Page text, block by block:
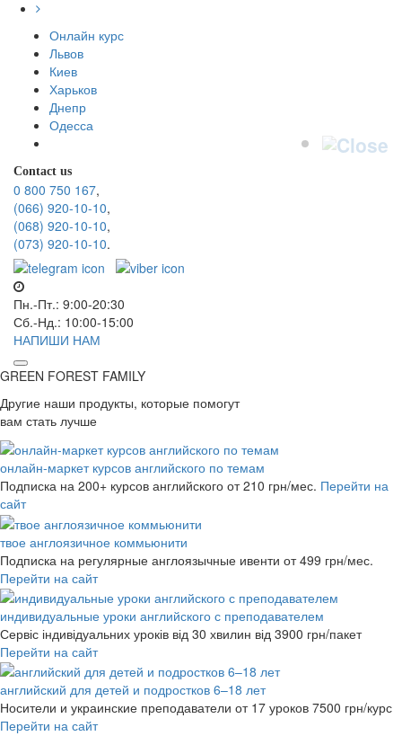
Онлайн курс
Львов
Киев
Харьков
Днепр
Одесса
Contact us
0 800 750 167,
(066) 920-10-10,
(068) 920-10-10,
(073) 920-10-10.
Пн.-Пт.: 9:00-20:30
Сб.-Нд.: 10:00-15:00
НАПИШИ НАМ
GREEN FOREST FAMILY
Другие наши продукты, которые помогут
вам стать лучше
онлайн-маркет курсов английского по темам
Подписка на 200+ курсов английского от 210 грн/мес. Перейти на
сайт
твое англоязичное коммьюнити
Подписка на регулярные англоязычные ивенти от 499 грн/мес.
Перейти на сайт
индивидуальные уроки английского с преподавателем
Сервіс індивідуальних уроків від 30 хвилин від 3900 грн/пакет
Перейти на сайт
английский для детей и подростков 6–18 лет
Носители и украинские преподаватели от 17 уроков 7500 грн/курс
Перейти на сайт